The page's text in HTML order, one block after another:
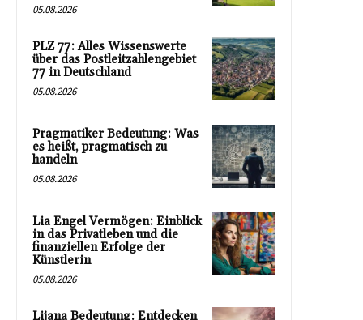
05.08.2026
PLZ 77: Alles Wissenswerte
über das Postleitzahlengebiet
77 in Deutschland
05.08.2026
Pragmatiker Bedeutung: Was
es heißt, pragmatisch zu
handeln
05.08.2026
Lia Engel Vermögen: Einblick
in das Privatleben und die
finanziellen Erfolge der
Künstlerin
05.08.2026
Lijana Bedeutung: Entdecken